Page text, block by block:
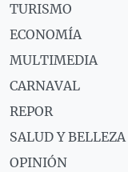
TURISMO
ECONOMÍA
MULTIMEDIA
CARNAVAL
REPOR
SALUD Y BELLEZA
OPINIÓN